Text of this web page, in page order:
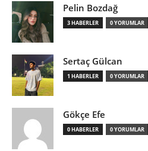
Pelin Bozdağ
3 HABERLER 0 YORUMLAR
Sertaç Gülcan
1 HABERLER 0 YORUMLAR
Gökçe Efe
0 HABERLER 0 YORUMLAR